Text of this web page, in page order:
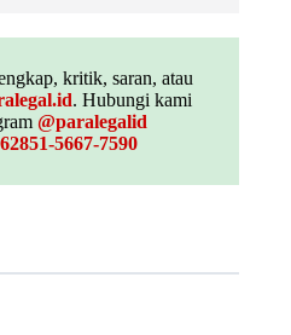
kritik, saran, atau
. Hubungi kami
@paralegalid
5667-7590